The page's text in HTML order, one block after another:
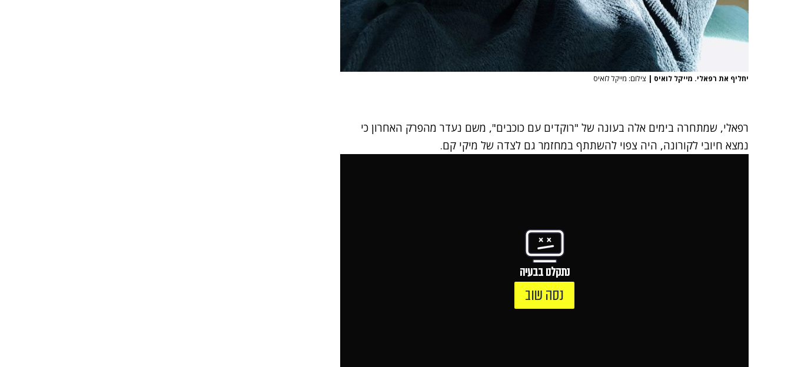
יחליף את רפאלי. מייקל לואיס | צילום: מייקל לואיס
רפאלי, שמתחרה בימים אלה בעונה של "רוקדים עם כוכבים", משם נעדר מהפרק האחרון כי
נמצא חיובי לקורונה, היה צפוי להשתתף במחזמר גם לצדה של מיקי קם.
נתקלנו בבעיה
נסה שוב